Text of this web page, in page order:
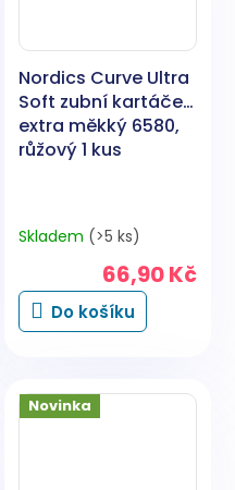
Nordics Curve Ultra
Soft zubní kartáček
extra měkký 6580,
růžový 1 kus
Skladem (>5 ks)
66,90 Kč
Do košíku
Novinka